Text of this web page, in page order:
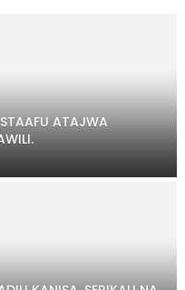
ATAJWA